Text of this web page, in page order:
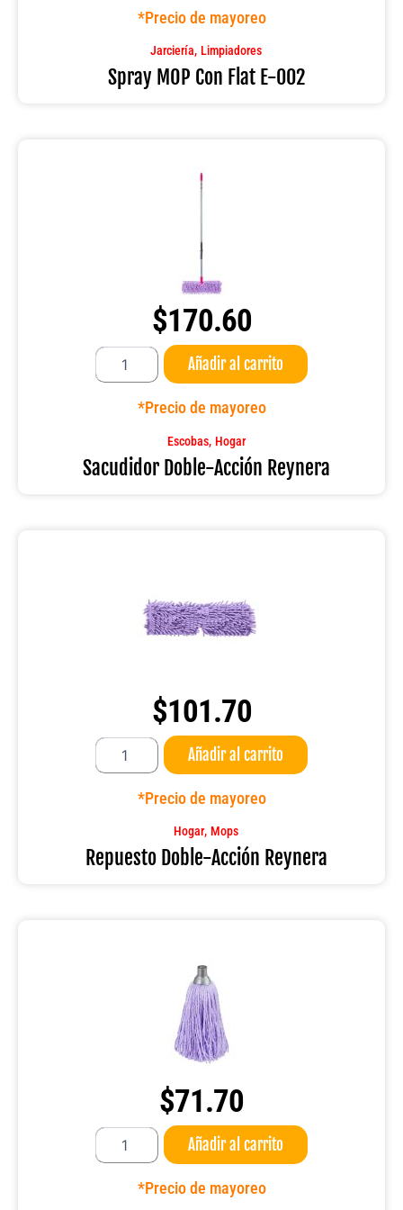
cantidad
*Precio de mayoreo
Jarciería, Limpiadores
Spray MOP Con Flat E-002
$170.60
Sacudidor
Doble-
Acción
Añadir al carrito
*Precio de mayoreo
Escobas, Hogar
Sacudidor Doble-Acción Reynera
$101.70
Repuesto
Doble-
Acción
Añadir al carrito
*Precio de mayoreo
Hogar, Mops
Repuesto Doble-Acción Reynera
$71.70
Repuesto
Microfibra
Select
Añadir al carrito
*Precio de mayoreo